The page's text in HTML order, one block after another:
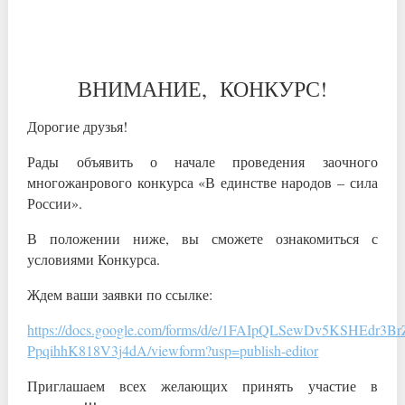
ВНИМАНИЕ, КОНКУРС!
Дорогие друзья!
Рады объявить о начале проведения заочного
многожанрового конкурса «В единстве народов – сила
России».
В положении ниже, вы сможете ознакомиться с
условиями Конкурса.
Ждем ваши заявки по ссылке:
https://docs.google.com/forms/d/e/
PpqihhK818V3j4dA/viewform?usp=publish-editor
Приглашаем всех желающих принять участие в